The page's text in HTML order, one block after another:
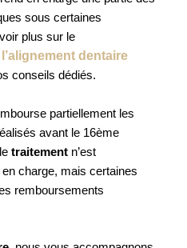
sous certaines
plus sur le
dentaire
conseils dédiés.
partiellement les
avant le 16ème
traitementn’est
charge, mais certaines
remboursements